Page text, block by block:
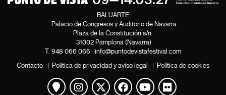
BALUARTE
Palacio de Congresos y Auditorio de Navarra
Plaza de la Constitución s/n.
31002 Pamplona (Navarra)
T. 948 066 066 · info@puntodevistafestival.com
Contacto | Política de privacidad y aviso legal | Política de cookies
Ver mapa
Instagram
Twitter
Facebook
Youtube
Flickr